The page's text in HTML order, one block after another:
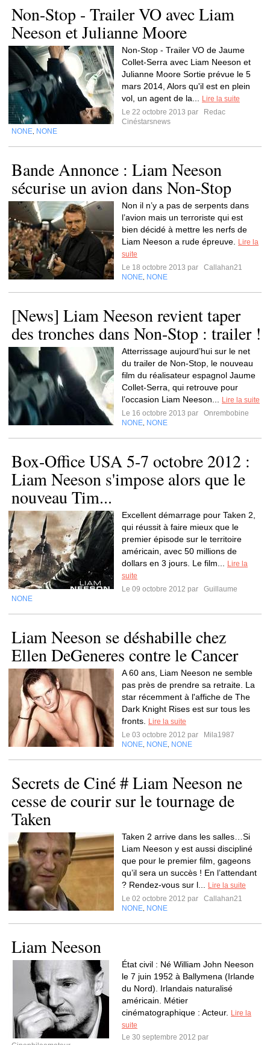
Non-Stop - Trailer VO avec Liam
Neeson et Julianne Moore
Non-Stop - Trailer VO de Jaume
Collet-Serra avec Liam Neeson et
Julianne Moore Sortie prévue le 5
mars 2014, Alors qu'il est en plein
vol, un agent de la...
Lire la suite
Le 22 octobre 2013 par
Redac
Cinéstarsnews
NONE NONE
Bande Annonce : Liam Neeson
sécurise un avion dans Non-Stop
Non il n’y a pas de serpents dans
l’avion mais un terroriste qui est
bien décidé à mettre les nerfs de
Liam Neeson a rude épreuve.
Lire la
suite
Le 18 octobre 2013 par
Callahan21
NONE NONE
[News] Liam Neeson revient taper
des tronches dans Non-Stop : trailer !
Atterrissage aujourd’hui sur le net
du trailer de Non-Stop, le nouveau
film du réalisateur espagnol Jaume
Collet-Serra, qui retrouve pour
l’occasion Liam Neeson...
Lire la suite
Le 16 octobre 2013 par
Onrembobine
NONE NONE
Box-Office USA 5-7 octobre 2012 :
Liam Neeson s'impose alors que le
nouveau Tim...
Excellent démarrage pour Taken 2,
qui réussit à faire mieux que le
premier épisode sur le territoire
américain, avec 50 millions de
dollars en 3 jours. Le film...
Lire la
suite
Le 09 octobre 2012 par
Guillaume
NONE
Liam Neeson se déshabille chez
Ellen DeGeneres contre le Cancer
A 60 ans, Liam Neeson ne semble
pas près de prendre sa retraite. La
star récemment à l'affiche de The
Dark Knight Rises est sur tous les
fronts.
Lire la suite
Le 03 octobre 2012 par
Mila1987
NONE NONE NONE
Secrets de Ciné # Liam Neeson ne
cesse de courir sur le tournage de
Taken
Taken 2 arrive dans les salles…Si
Liam Neeson y est aussi discipliné
que pour le premier film, gageons
qu’il sera un succès ! En l’attendant
? Rendez-vous sur l...
Lire la suite
Le 02 octobre 2012 par
Callahan21
NONE NONE
Liam Neeson
État civil : Né William John Neeson
le 7 juin 1952 à Ballymena (Irlande
du Nord). Irlandais naturalisé
américain. Métier
cinématographique : Acteur.
Lire la
suite
Le 30 septembre 2012 par